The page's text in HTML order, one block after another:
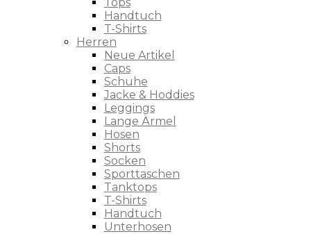
Handtuch
T-Shirts
Herren
Neue Artikel
Caps
Schuhe
Jacke & Hoddies
Leggings
Lange Ärmel
Hosen
Shorts
Socken
Sporttaschen
Tanktops
T-Shirts
Handtuch
Unterhosen